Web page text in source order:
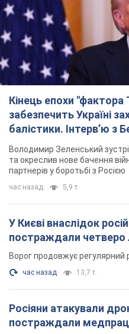
Кінець епохи
забезпечить Україні
балістики. Інтерв’ю з
Володимир Зеленський
та окреслив нове бачення
партнерів у боротьбі з Росією
час назад 5,9 т.
У Києві внаслідок
постраждали
Ворог продовжує регулярний
час назад 13,7 т.
Росіяни атакували
постраждали